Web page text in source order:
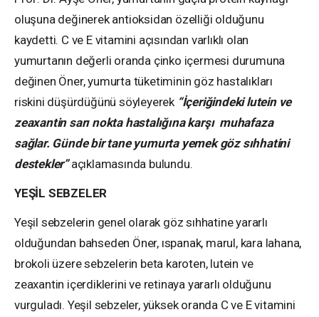
oluşuna değinerek antioksidan özelliği olduğunu
kaydetti. C ve E vitamini açısından varlıklı olan
yumurtanın değerli oranda çinko içermesi durumuna
değinen Öner, yumurta tüketiminin göz hastalıkları
riskini düşürdüğünü söyleyerek “İçeriğindeki lutein ve
zeaxantin sarı nokta hastalığına karşı muhafaza
sağlar. Günde bir tane yumurta yemek göz sıhhatini
destekler”açıklamasında bulundu.
YEŞİL SEBZELER
Yeşil sebzelerin genel olarak göz sıhhatine yararlı
olduğundan bahseden Öner, ıspanak, marul, kara lahana,
brokoli üzere sebzelerin beta karoten, lutein ve
zeaxantin içerdiklerini ve retinaya yararlı olduğunu
vurguladı. Yeşil sebzeler, yüksek oranda C ve E vitamini